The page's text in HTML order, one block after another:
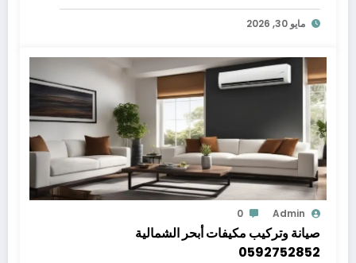
مايو 30, 2026
Admin
0
صيانة وتركيب مكيفات أبحر الشمالية
0592752852